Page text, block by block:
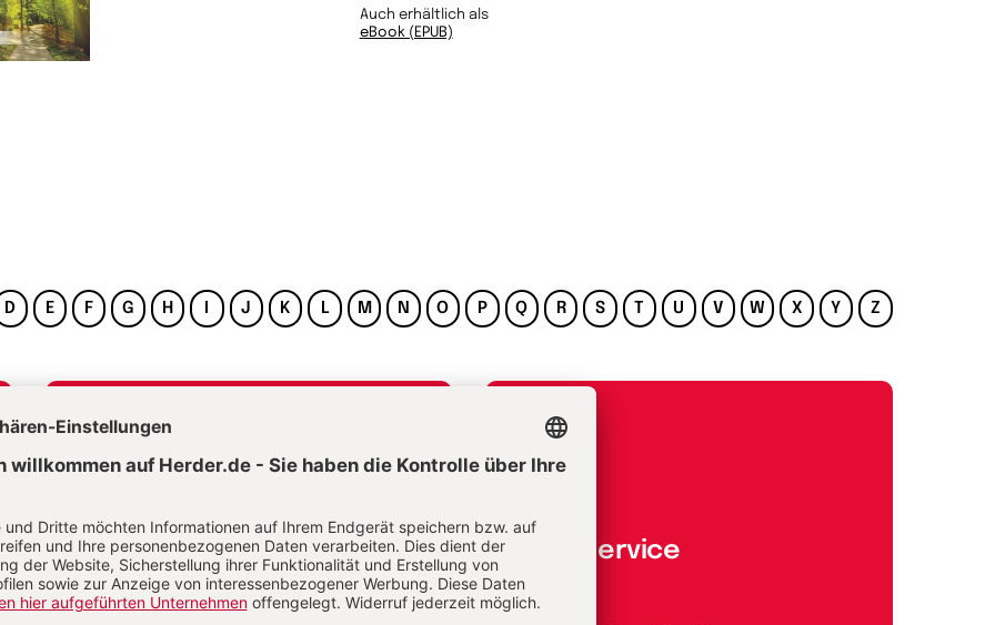
Auch erhältlich als
eBook (EPUB)
D E F G H J K L M N O P Q R S T U V W X Y Z
E-Mail und
Onlineservice
Aboservice